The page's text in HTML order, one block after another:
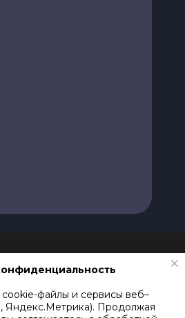
файлы и сервисы веб–
Яндекс.Метрика). Продолжая